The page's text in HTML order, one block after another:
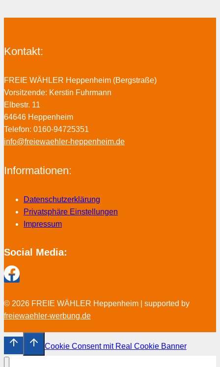
Kontakt:
FREIE WÄHLER Heppenheim (Bergstraße)
Vorsitzende: Kerstin Fuhrmann
Elbestr. 11
64646 Heppenheim
Telefon: 0160-94725351
info@freiewaehler-heppenheim.de
Informationen:
Datenschutzerklärung
Privatsphäre Einstellungen
Impressum
Social Media:
© 2026 FREIE WÄHLER Heppenheim | supported by
freiewaehler-werbung.de
Cookie Consent mit Real Cookie Banner